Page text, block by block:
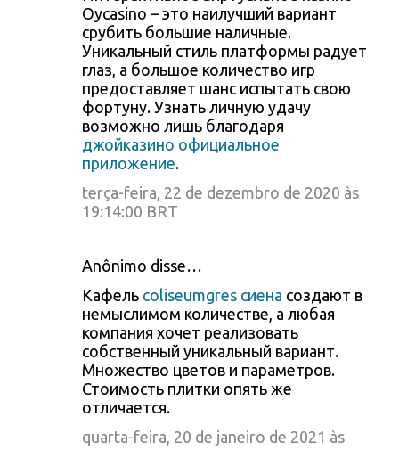
Oycasino – это наилучший вариант
срубить большие наличные.
Уникальный стиль платформы радует
глаз, а большое количество игр
предоставляет шанс испытать свою
фортуну. Узнать личную удачу
возможно лишь благодаря
джойказино официальное
приложение.
terça-feira, 22 de dezembro de 2020 às
19:14:00 BRT
Anônimo disse…
Кафель coliseumgres сиена создают в
немыслимом количестве, а любая
компания хочет реализовать
собственный уникальный вариант.
Множество цветов и параметров.
Стоимость плитки опять же
отличается.
quarta-feira, 20 de janeiro de 2021 às